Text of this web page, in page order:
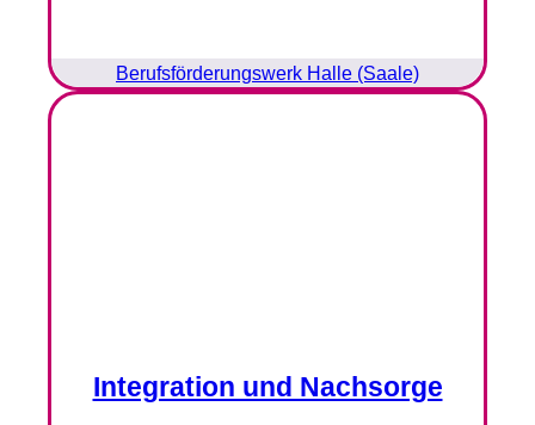
Berufsförderungswerk Halle (Saale)
Integration und Nachsorge